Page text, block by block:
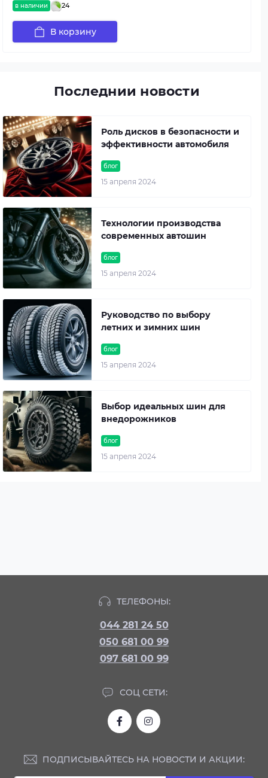
в наличии 24
В корзину
Последнии новости
блог
15 апреля 2024
Роль дисков в безопасности и
эффективности автомобиля
блог
15 апреля 2024
Технологии производства
современных автошин
блог
15 апреля 2024
Руководство по выбору
летних и зимних шин
блог
15 апреля 2024
Выбор идеальных шин для
внедорожников
ТЕЛЕФОНЫ:
044 281 24 50
050 681 00 99
097 681 00 99
СОЦ СЕТИ:
ПОДПИСЫВАЙТЕСЬ НА НОВОСТИ И АКЦИИ: